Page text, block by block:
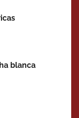
blanca